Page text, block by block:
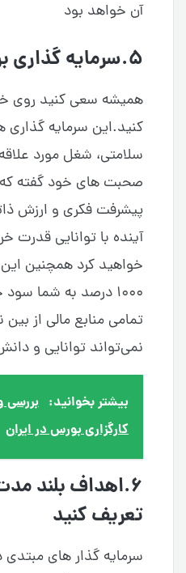
آن خواهد بود
۵.سرمایه گذاری بر روی خودتان
همیشه سعی کنید روی
کنید.این سرمایه گذاری
سلامتی، شغل مورد
صحبت های خود گفته که
پیشرفت فکری و ارزش
آینده با توانایی قدرت
خواهید کرد همچنین
۱۰۰۰ درصد به شما
تمامی منابع مالی از
نمی‌تواند توانایی و
بیشتر بخوانید: بررسی
کارگزاری بورس در ایران
۶.اهداف بلند
تعریف کنید
سرمایه گذار های